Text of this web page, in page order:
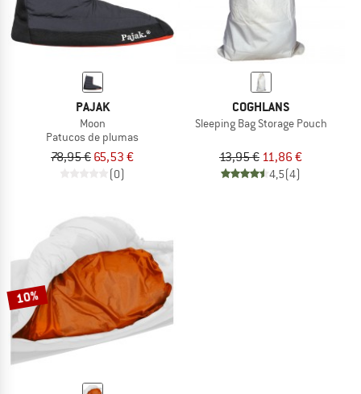
PAJAK
Moon
Patucos de plumas
78,95 € 65,53 €
(0)
COGHLANS
Sleeping Bag Storage Pouch
13,95 € 11,86 €
4,5(4)
10%